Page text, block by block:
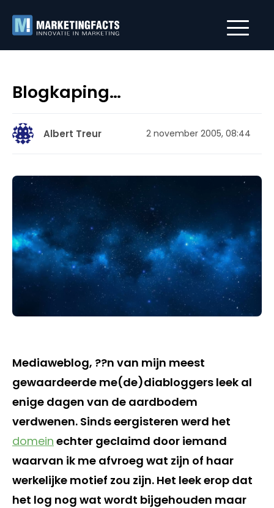
Blogkaping…
Albert Treur 2 november 2005, 08:44
Mediaweblog, ??n van mijn meest
gewaardeerde me(de)diabloggers leek al
enige dagen van de aardbodem
verdwenen. Sinds eergisteren werd het
domein echter geclaimd door iemand
waarvan ik me afvroeg wat zijn of haar
werkelijke motief zou zijn. Het leek erop dat
het log nog wat wordt bijgehouden maar